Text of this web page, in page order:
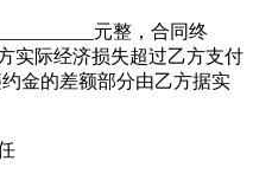
元整，合同终
实际经济损失超过乙方支付
金的差额部分由乙方据实